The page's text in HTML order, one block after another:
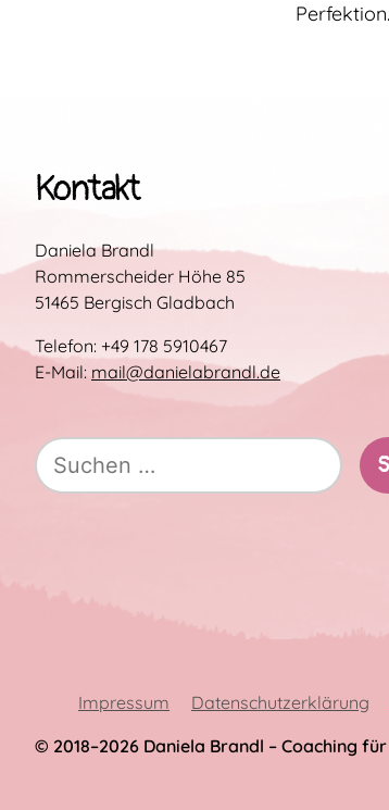
Kontakt
Daniela Brandl
Rommerscheider Höhe 85
51465 Bergisch Gladbach
Telefon: +49 178 5910467
E-Mail: mail@danielabrandl.de
Suche
nach:
Impressum Datenschutzerklärung
© 2018–2026 Daniela Brandl – Coaching